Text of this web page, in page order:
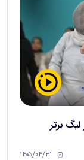
لیگ برتر
۱۴۰۵/۰۴/۳۱